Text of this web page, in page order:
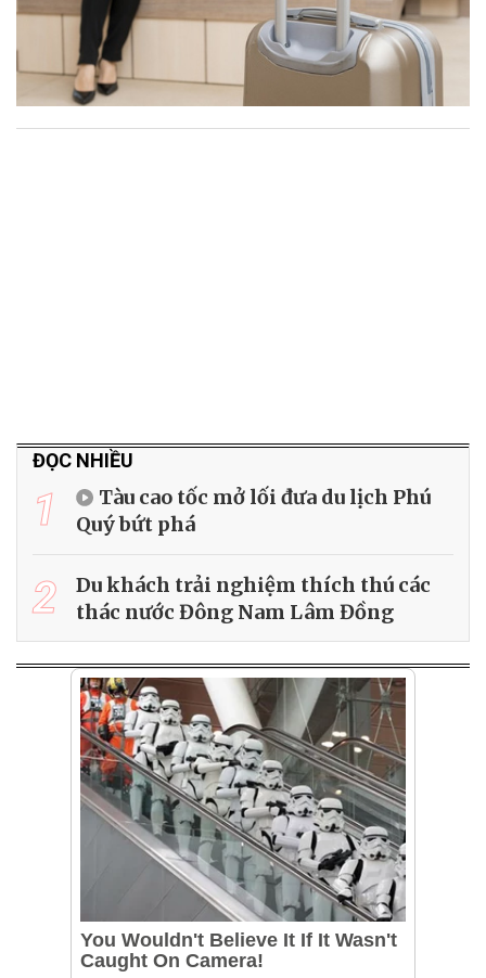
ĐỌC NHIỀU
1
Tàu cao tốc mở lối đưa du lịch Phú
Quý bứt phá
2
Du khách trải nghiệm thích thú các
thác nước Đông Nam Lâm Đồng